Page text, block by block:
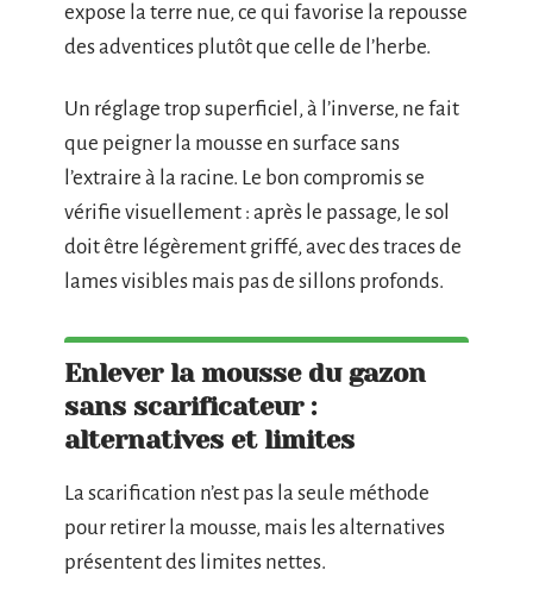
expose la terre nue, ce qui favorise la repousse
des adventices plutôt que celle de l’herbe.
Un réglage trop superficiel, à l’inverse, ne fait
que peigner la mousse en surface sans
l’extraire à la racine. Le bon compromis se
vérifie visuellement : après le passage, le sol
doit être légèrement griffé, avec des traces de
lames visibles mais pas de sillons profonds.
Enlever la mousse du gazon
sans scarificateur :
alternatives et limites
La scarification n’est pas la seule méthode
pour retirer la mousse, mais les alternatives
présentent des limites nettes.